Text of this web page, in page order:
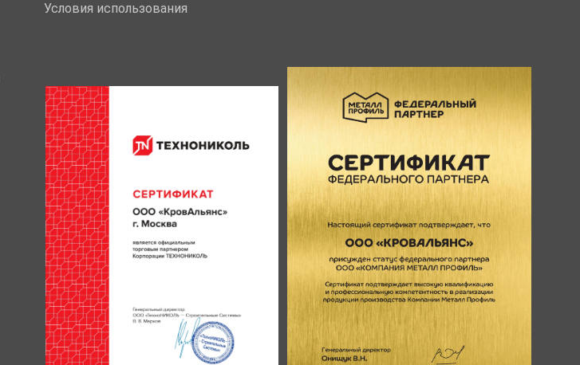
Условия использования